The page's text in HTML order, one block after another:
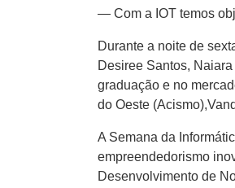
— Com a IOT temos
Durante a noite de
Desiree Santos,
graduação e no
do Oeste
A Semana da
empreendedorismo
Desenvolvimento de